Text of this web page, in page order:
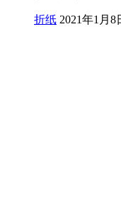
折纸 2021年1月8